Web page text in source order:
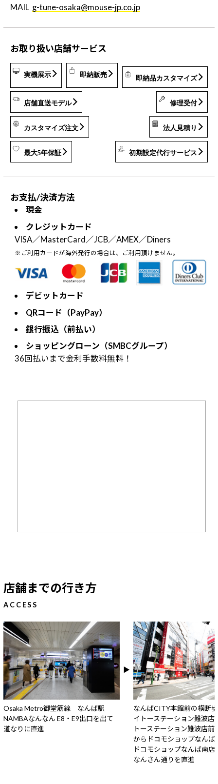
MAIL g-tune-osaka@mouse-jp.co.jp
お取り扱い店舗サービス
実機展示 即納販売
即納品カスタマイズ
店舗直送モデル 修理受付
カスタマイズ注文 法人見積り
最大5年保証 初期設定代行サービス
お支払/決済方法
現金
クレジットカード
VISA／MasterCard／JCB／AMEX／Diners
※ご利用カードが海外発行の場合は、ご利用頂けません。
デビットカード
QRコード（PayPay）
銀行振込（前払い）
ショッピングローン（SMBCグループ）
36回払いまで金利手数料無料！
店舗までの行き方
ACCESS
Osaka Metro御堂筋線 なんば駅
NAMBAなんなん E8・E9出口を出て
道なりに直進
なんばCITY本館前の横断
イトーステーション難波店
トーステーション難波店前
からドコモショップなんば
ドコモショップなんば南店
なんさん通りを直進